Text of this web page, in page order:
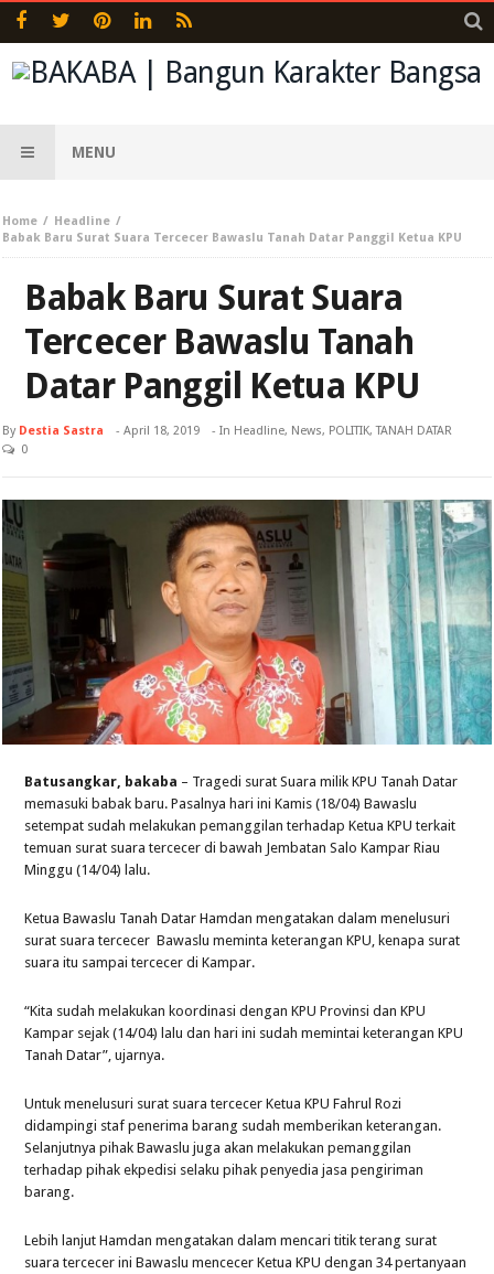
MENU
Home
Headline
Babak Baru Surat Suara Tercecer Bawaslu Tanah Datar Panggil Ketua KPU
Babak Baru Surat Suara
Tercecer Bawaslu Tanah
Datar Panggil Ketua KPU
By Destia Sastra -April 18, 2019 - In Headline, News, POLITIK,TANAH DATAR
0
Batusangkar, bakaba – Tragedi surat Suara milik KPU Tanah Datar
memasuki babak baru. Pasalnya hari ini Kamis (18/04) Bawaslu
setempat sudah melakukan pemanggilan terhadap Ketua KPU terkait
temuan surat suara tercecer di bawah Jembatan Salo Kampar Riau
Minggu (14/04) lalu.
Ketua Bawaslu Tanah Datar Hamdan mengatakan dalam menelusuri
surat suara tercecer Bawaslu meminta keterangan KPU, kenapa surat
suara itu sampai tercecer di Kampar.
“Kita sudah melakukan koordinasi dengan KPU Provinsi dan KPU
Kampar sejak (14/04) lalu dan hari ini sudah memintai keterangan KPU
Tanah Datar”, ujarnya.
Untuk menelusuri surat suara tercecer Ketua KPU Fahrul Rozi
didampingi staf penerima barang sudah memberikan keterangan.
Selanjutnya pihak Bawaslu juga akan melakukan pemanggilan
terhadap pihak ekpedisi selaku pihak penyedia jasa pengiriman
barang.
Lebih lanjut Hamdan mengatakan dalam mencari titik terang surat
suara tercecer ini Bawaslu mencecer Ketua KPU dengan 34 pertanyaan